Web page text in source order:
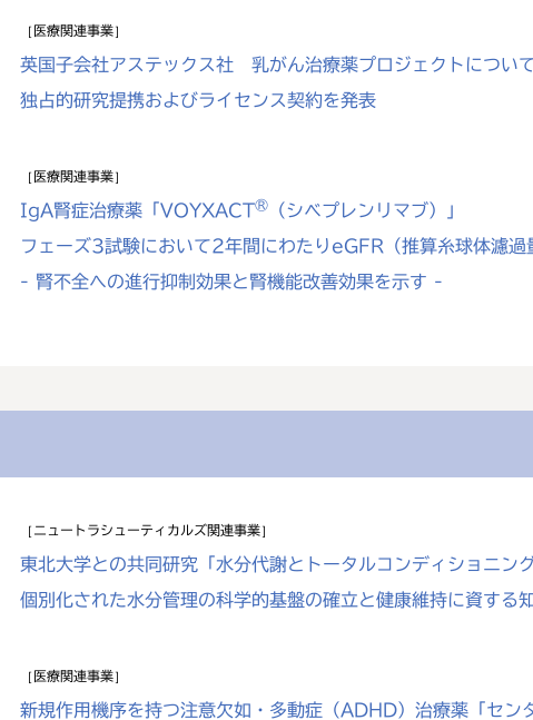
医療関連事業
英国子会社アステックス社 乳がん治療薬プロジェクトについ
独占的研究提携およびライセンス契約を発表
医療関連事業
IgA腎症治療薬「VOYXACT®（シベプレンリマブ）」
フェーズ3試験において2年間にわたりeGFR（推算糸球体濾過
- 腎不全への進行抑制効果と腎機能改善効果を示す -
ニュートラシューティカルズ関連事業
東北大学との共同研究「水分代謝とトータルコンディショニン
個別化された水分管理の科学的基盤の確立と健康維持に資する
医療関連事業
新規作用機序を持つ注意欠如・多動症（ADHD）治療薬「セン